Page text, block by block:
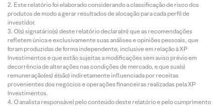
Este relatório foi elaborado considerando a classificação de risco dos
produtos de modo a gerar resultados de alocação para cada perfil de
investidor.
O(s) signatário(s) deste relatório declara(m) que as recomendações
refletem única e exclusivamente suas análises e opiniões pessoais, que
foram produzidas de forma independente, inclusive em relação à XP
Investimentos e que estão sujeitas a modificações sem aviso prévio em
decorrência de alterações nas condições de mercado, e que sua(s)
remuneração(es) é(são) indiretamente influenciada por receitas
provenientes dos negócios e operações financeiras realizadas pela XP
Investimentos.
O analista responsável pelo conteúdo deste relatório e pelo cumprimento